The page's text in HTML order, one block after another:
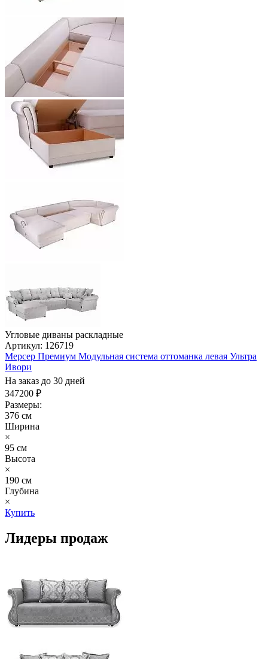
Угловые диваны раскладные
Артикул: 126719
Мерсер Премиум Модульная система оттоманка левая Ультра
Ивори
На заказ до 30 дней
347200 ₽
Размеры:
376 см
Ширина
×
95 см
Высота
×
190 см
Глубина
×
Купить
Лидеры продаж